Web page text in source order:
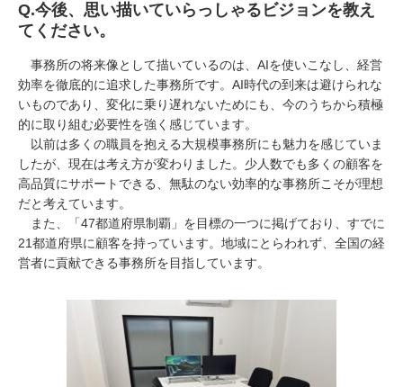
Q.今後、思い描いていらっしゃるビジョンを教え
てください。
事務所の将来像として描いているのは、 AIを使いこなし、経営
効率を徹底的に追求した事務所です。 AI時代の到来は避けられな
いものであり、変化に乗り遅れないためにも、今のうちから積極
的に取り組む必要性を強く感じています。
以前は多くの職員を抱える大規模事務所にも魅力を感じていま
したが、現在は考え方が変わりました。少人数でも多くの顧客を
高品質にサポートできる、無駄のない効率的な事務所こそが理想
だと考えています。
また、「47都道府県制覇」を目標の一つに掲げており、すでに
21都道府県に顧客を持っています。地域にとらわれず、全国の経
営者に貢献できる事務所を目指しています。